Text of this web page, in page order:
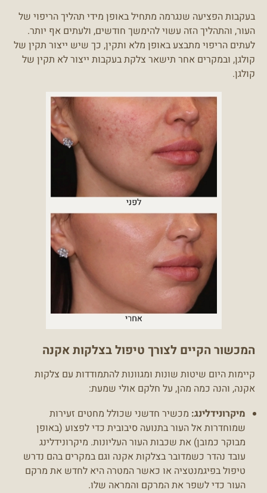
בעקבות הפציעה שנגרמה מתחיל באופן מידי תהליך הריפוי של
העור, והתהליך הזה עשוי להימשך חודשים, ולעתים אף יותר.
לעתים הריפוי מתבצע באופן מלא ותקין, כך שיש ייצור תקין של
קולגן, ובמקרים אחר תישאר צלקת בעקבות ייצור לא תקין של
קולגן.
המכשור הקיים לצורך טיפול בצלקות אקנה
קיימות היום שיטות שונות ומגוונות להתמודדות עם צלקות
אקנה, והנה כמה מהן, על חלקם אולי שמעת:
מיקרונידלינג: מכשיר חדשני שכולל מחטים זעירות
שמוחדרות אל העור בתנועה סיבובית כדי לפצוע (באופן
מבוקר כמובן) את שכבות העור העליונות. מיקרונידלינג
עובד נהדר כשמדובר בצלקות אקנה וגם במקרים בהם נדרש
טיפול בפיגמנטציה או כאשר המטרה היא לחדש את מרקם
העור כדי לשפר את המרקם והמראה שלו.